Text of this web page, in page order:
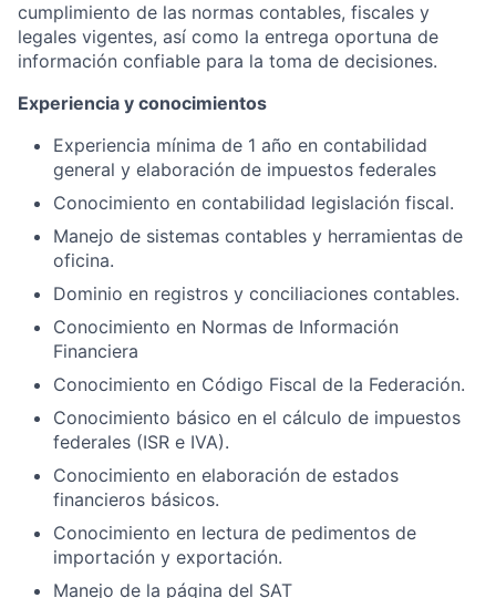
cumplimiento de las normas contables, fiscales y
legales vigentes, así como la entrega oportuna de
información confiable para la toma de decisiones.
Experiencia y conocimientos
Experiencia mínima de 1 año en contabilidad
general y elaboración de impuestos federales
Conocimiento en contabilidad legislación fiscal.
Manejo de sistemas contables y herramientas de
oficina.
Dominio en registros y conciliaciones contables.
Conocimiento en Normas de Información
Financiera
Conocimiento en Código Fiscal de la Federación.
Conocimiento básico en el cálculo de impuestos
federales (ISR e IVA).
Conocimiento en elaboración de estados
financieros básicos.
Conocimiento en lectura de pedimentos de
importación y exportación.
Manejo de la página del SAT